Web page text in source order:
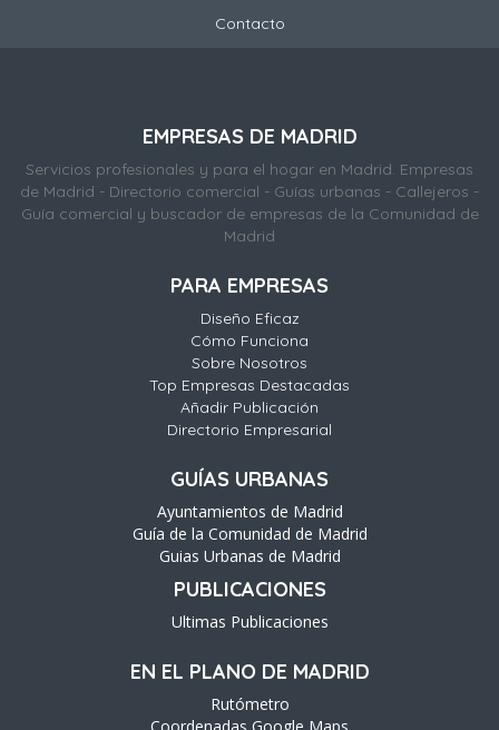
Contacto
EMPRESAS DE MADRID
Servicios profesionales y para el hogar en Madrid. Empresas
de Madrid - Directorio comercial - Guías urbanas - Callejeros -
Guía comercial y buscador de empresas de la Comunidad de
Madrid
PARA EMPRESAS
Diseño Eficaz
Cómo Funciona
Sobre Nosotros
Top Empresas Destacadas
Añadir Publicación
Directorio Empresarial
GUÍAS URBANAS
Ayuntamientos de Madrid
Guía de la Comunidad de Madrid
Guias Urbanas de Madrid
PUBLICACIONES
Ultimas Publicaciones
EN EL PLANO DE MADRID
Rutómetro